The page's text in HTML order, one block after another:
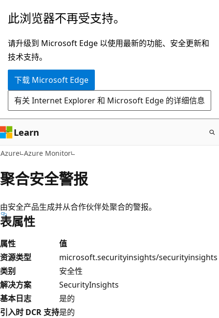
跳
主
要
内
此浏览器不再受支持。
请升级到 Microsoft Edge 以使用最新的功能、安全更新和
技术支持。
下载 Microsoft Edge
有关 Internet Explorer 和 Microsoft Edge 的详细信息
Learn
Azure Azure Monitor
聚合安全警报
由安全产品生成并从合作伙伴处聚合的警报。
表属性
属性
值
资源类型
microsoft.securityinsights/securityinsights
类别
安全性
解决方案
SecurityInsights
基本日志
是的
引入时 DCR 支持是的